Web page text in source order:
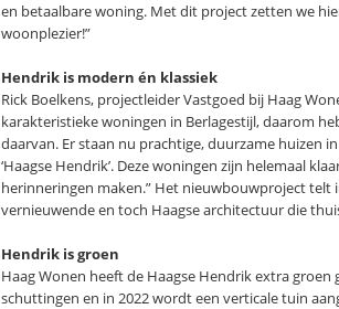
en betaalbare woning. Met dit project zetten we
woonplezier!”
Hendrik is modern én klassiek
Rick Boelkens, projectleider Vastgoed bij Haag
karakteristieke woningen in Berlagestijl, daarom
daarvan. Er staan nu prachtige, duurzame huizen
‘Haagse Hendrik’. Deze woningen zijn helemaal
herinneringen maken.” Het nieuwbouwproject telt
vernieuwende en toch Haagse architectuur die
Hendrik is groen
Haag Wonen heeft de Haagse Hendrik extra
schuttingen en in 2022 wordt een verticale tuin